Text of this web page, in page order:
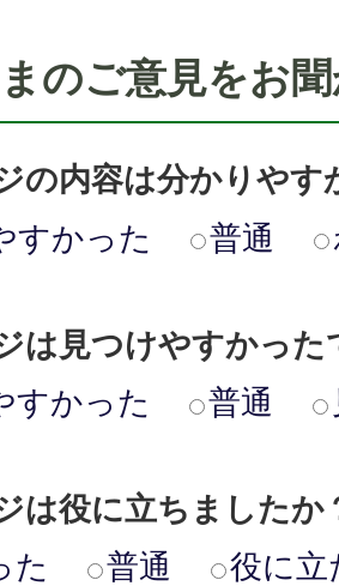
のご意見をお
の内容は分かりやす
すかった
普通
は見つけやすかった
すかった
普通
は役に立ちましたか
た
普通 役に立